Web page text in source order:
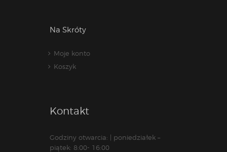
Na Skróty
Moje konto
Koszyk
Kontakt
Godziny otwarcia: | poniedziałek –
piątek: 8:00- 16:00